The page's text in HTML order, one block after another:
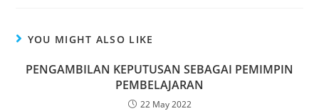
YOU MIGHT ALSO LIKE
PENGAMBILAN KEPUTUSAN SEBAGAI PEMIMPIN
PEMBELAJARAN
22 May 2022